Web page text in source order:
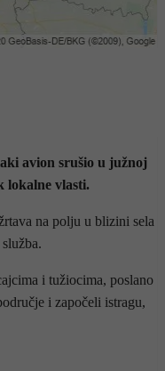
avion srušio u južnoj
lokalne vlasti.
na polju u blizini sela
i tužiocima, poslano
i započeli istragu,